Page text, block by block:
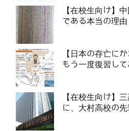
【在校生向け】
である本当の理由
【日本の存亡に
もう一度復習して
【在校生向け】
に、大村高校の